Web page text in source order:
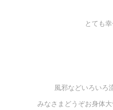
とても
風邪などいろいろ
みなさまどうぞお身体